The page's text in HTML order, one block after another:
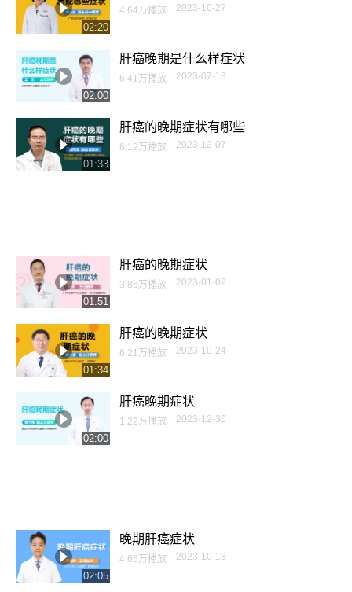
02:20
4.64万播放 2023-10-27
02:00
肝癌晚期是什么样症状
6.41万播放 2023-07-13
01:33
肝癌的晚期症状有哪些
6.19万播放 2023-12-07
01:51
肝癌的晚期症状
3.86万播放 2023-01-02
01:34
肝癌的晚期症状
6.21万播放 2023-10-24
02:00
肝癌晚期症状
1.22万播放 2023-12-30
02:05
晚期肝癌症状
4.66万播放 2023-10-18